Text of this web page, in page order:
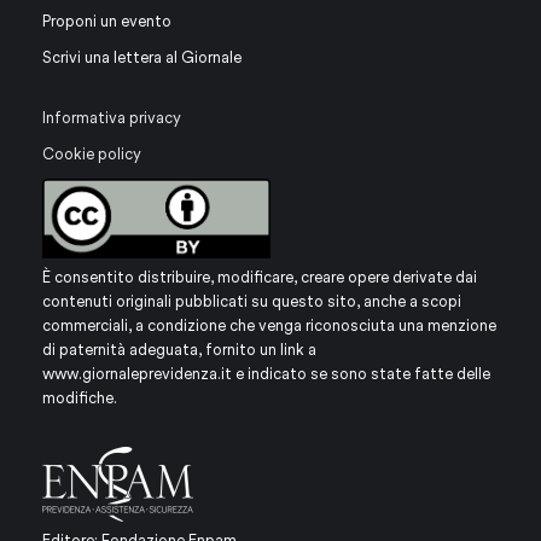
Proponi un evento
Scrivi una lettera al Giornale
Informativa privacy
Cookie policy
È consentito distribuire, modificare, creare opere derivate dai
contenuti originali pubblicati su questo sito, anche a scopi
commerciali, a condizione che venga riconosciuta una menzione
di paternità adeguata, fornito un link a
www.giornaleprevidenza.it e indicato se sono state fatte delle
modifiche.